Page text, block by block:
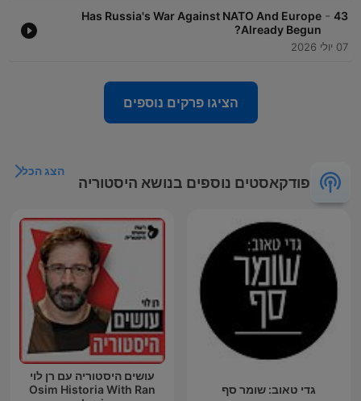
43
-
Has Russia's War Against NATO And Europe
Already Begun?
07 יולי 2026
הציגו פרקים נוספים
פודקאסטים נוספים בנושא היסטוריה
הצג הכל
גדי טאוב: שומר סף
עושים היסטוריה עם רן לוי
Osim Historia With Ran